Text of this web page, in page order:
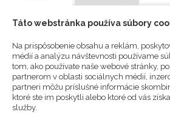
zadné / spodné
Typ produktu:Krbové kachle Druh
prevedenie:Rohové - otváracie
VÝROBCA:
Spartherm
Táto webstránka používa súbory
Na prispôsobenie obsahu a reklám,
médií a analýzu návštevnosti používame
tom, ako používate naše webové stránky,
partnerom v oblasti sociálnych médií,
partneri môžu príslušné informácie
ktoré ste im poskytli alebo ktoré od vás
služby.